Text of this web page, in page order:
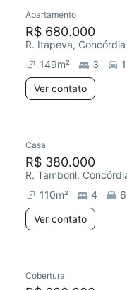
Redecorar
Apartamento
R$ 680.000
R. Itapeva, Concórdia
149m² 3
1
Ver contato
Casa
R$ 380.000
R. Tamboril,
110m² 4
6
Ver contato
Cobertura